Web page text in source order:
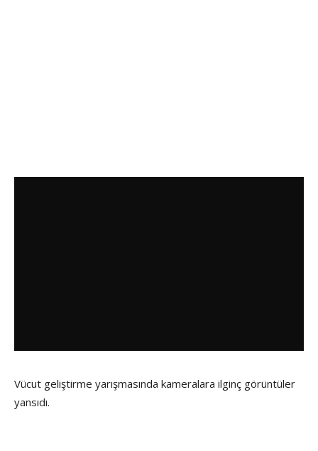
Vücut geliştirme yarışmasında kameralara ilginç görüntüler
yansıdı.